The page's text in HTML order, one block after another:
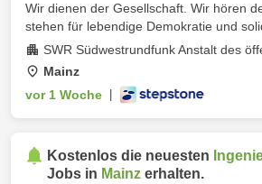
Wir dienen der Gesellschaft. Wir hören
stehen für lebendige Demokratie und
SWR Südwestrundfunk Anstalt des
Mainz
vor 1 Woche
Kostenlos die neuesten
Jobs in Mainz erhalten.